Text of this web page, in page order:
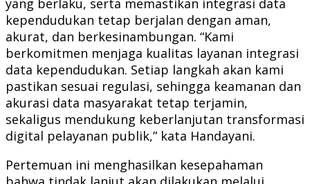
yang berlaku, serta memastikan integrasi data
kependudukan tetap berjalan dengan aman,
akurat, dan berkesinambungan. “Kami
berkomitmen menjaga kualitas layanan integrasi
data kependudukan. Setiap langkah akan kami
pastikan sesuai regulasi, sehingga keamanan dan
akurasi data masyarakat tetap terjamin,
sekaligus mendukung keberlanjutan transformasi
digital pelayanan publik,” kata Handayani.
Pertemuan ini menghasilkan kesepahaman